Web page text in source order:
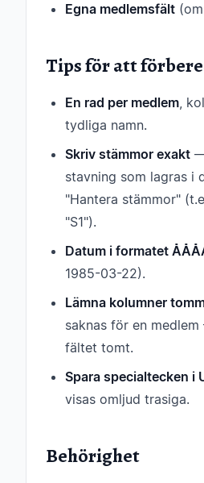
Egna medlemsfält
Tips för att
En rad per medlem,
tydliga namn.
Skriv stämmor exakt
stavning som lagras i
"Hantera stämmor"
"S1").
Datum i formatet
1985-03-22).
Lämna kolumner
saknas för en
fältet tomt.
Spara specialtecken i
visas omljud trasiga.
Behörighet